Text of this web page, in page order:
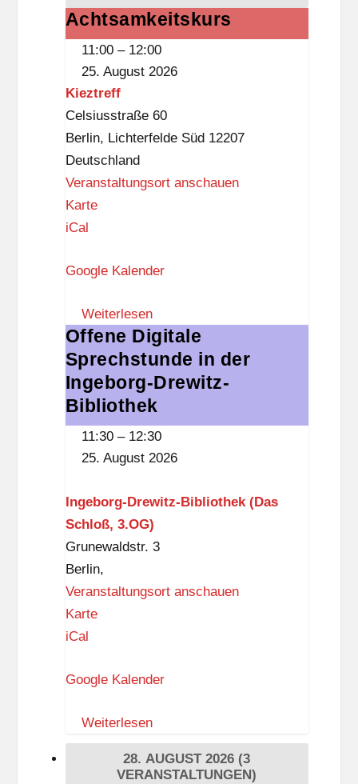
k
(
O
i
t
k
n
a
p
p
Achtsamkeitskurs
Achtsamkeitskurs
11:00 – 12:00
25. August 2026
Kieztreff
Celsiusstraße 60
Berlin, Lichterfelde Süd 12207
Deutschland
Veranstaltungsort anschauen
KarteK
z
r
e
f
f
iCal
Google Kalender
Weiterlesen
Offene
Digitale
Sprechstunde
in
der
Offene Digitale
Sprechstunde in der
Ingeborg-Drewitz-
Bibliothek
11:30 – 12:30
25. August 2026
Ingeborg-Drewitz-Bibliothek (Das
Schloß, 3.OG)
Grunewaldstr. 3
Berlin,
Veranstaltungsort anschauen
KarteI
e
o
r
iCal
Google Kalender
Weiterlesen
28. AUGUST 2026 (3
VERANSTALTUNGEN)